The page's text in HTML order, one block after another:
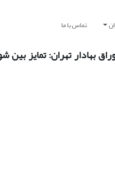
تماس با ما
بهادار تهران: تمایز بین